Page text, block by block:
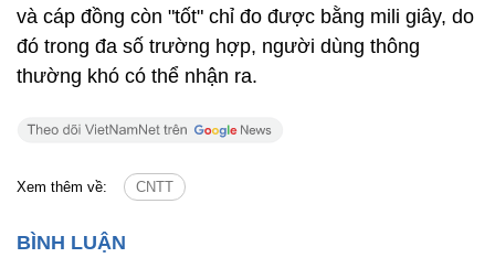
và cáp đồng còn "tốt" chỉ đo được bằng mili giây, do
đó trong đa số trường hợp, người dùng thông
thường khó có thể nhận ra.
Xem thêm về: CNTT